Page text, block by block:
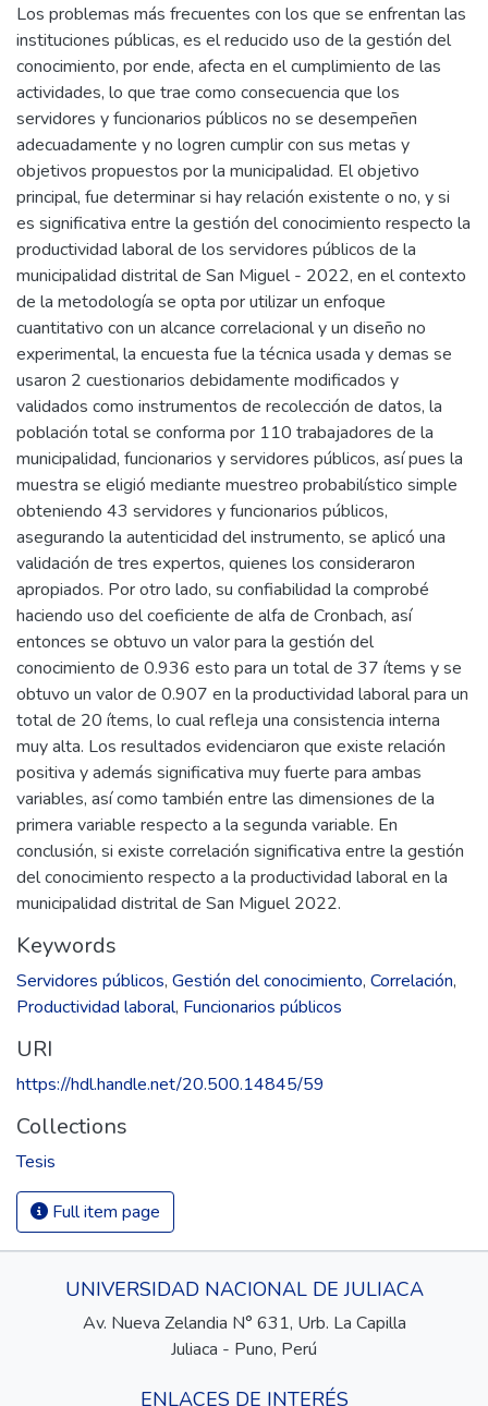
Los problemas más frecuentes con los que se enfrentan las
instituciones públicas, es el reducido uso de la gestión del
conocimiento, por ende, afecta en el cumplimiento de las
actividades, lo que trae como consecuencia que los
servidores y funcionarios públicos no se desempeñen
adecuadamente y no logren cumplir con sus metas y
objetivos propuestos por la municipalidad. El objetivo
principal, fue determinar si hay relación existente o no, y si
es significativa entre la gestión del conocimiento respecto la
productividad laboral de los servidores públicos de la
municipalidad distrital de San Miguel - 2022, en el contexto
de la metodología se opta por utilizar un enfoque
cuantitativo con un alcance correlacional y un diseño no
experimental, la encuesta fue la técnica usada y demas se
usaron 2 cuestionarios debidamente modificados y
validados como instrumentos de recolección de datos, la
población total se conforma por 110 trabajadores de la
municipalidad, funcionarios y servidores públicos, así pues la
muestra se eligió mediante muestreo probabilístico simple
obteniendo 43 servidores y funcionarios públicos,
asegurando la autenticidad del instrumento, se aplicó una
validación de tres expertos, quienes los consideraron
apropiados. Por otro lado, su confiabilidad la comprobé
haciendo uso del coeficiente de alfa de Cronbach, así
entonces se obtuvo un valor para la gestión del
conocimiento de 0.936 esto para un total de 37 ítems y se
obtuvo un valor de 0.907 en la productividad laboral para un
total de 20 ítems, lo cual refleja una consistencia interna
muy alta. Los resultados evidenciaron que existe relación
positiva y además significativa muy fuerte para ambas
variables, así como también entre las dimensiones de la
primera variable respecto a la segunda variable. En
conclusión, si existe correlación significativa entre la gestión
del conocimiento respecto a la productividad laboral en la
municipalidad distrital de San Miguel 2022.
Keywords
Servidores públicos, Gestión del conocimiento, Correlación,
Productividad laboral, Funcionarios públicos
URI
https://hdl.handle.net/20.500.14845/59
Collections
Tesis
Full item page
UNIVERSIDAD NACIONAL DE JULIACA
Av. Nueva Zelandia N° 631, Urb. La Capilla
Juliaca - Puno, Perú
ENLACES DE INTERÉS